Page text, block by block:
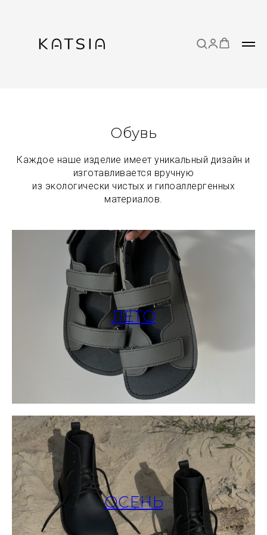
Обувь
Каждое наше изделие имеет уникальный дизайн и
изготавливается вручную
из экологически чистых и гипоаллергенных
материалов.
ЛЕТО
ОСЕНЬ